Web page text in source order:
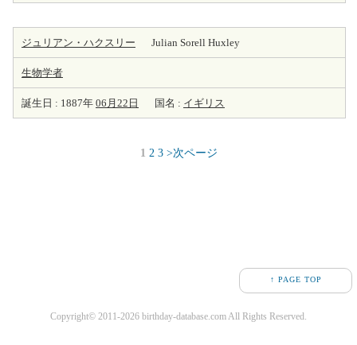
ジュリアン・ハクスリー Julian Sorell Huxley
生物学者
誕生日 : 1887年 06月22日 国名 : イギリス
1 2 3 >次ページ
↑ PAGE TOP
Copyright© 2011-2026 birthday-database.com All Rights Reserved.